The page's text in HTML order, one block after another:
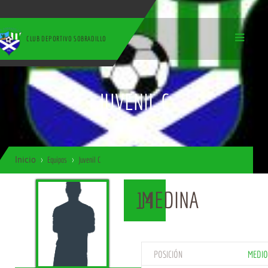
CLUB DEPORTIVO SOBRADILLO
JUVENIL C
Inicio Equipos Juvenil C
14
MEDINA
POSICIÓN